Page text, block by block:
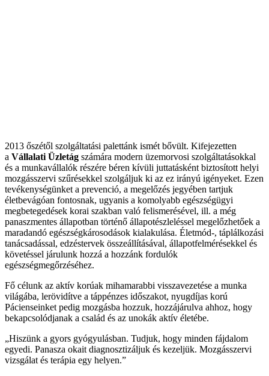
2013 őszétől szolgáltatási palettánk ismét bővült. Kifejezetten
a Vállalati Üzletág számára modern üzemorvosi szolgáltatásokkal
és a munkavállalók részére béren kívüli juttatásként biztosított helyi
mozgásszervi szűrésekkel szolgáljuk ki az ez irányú igényeket. Ezen
tevékenységünket a prevenció, a megelőzés jegyében tartjuk
életbevágóan fontosnak, ugyanis a komolyabb egészségügyi
megbetegedések korai szakban való felismerésével, ill. a még
panaszmentes állapotban történő állapotészleléssel megelőzhetőek a
maradandó egészségkárosodások kialakulása. Életmód-, táplálkozási
tanácsadással, edzéstervek összeállításával, állapotfelmérésekkel és
követéssel járulunk hozzá a hozzánk fordulók
egészségmegőrzéséhez.
Fő célunk az aktív korúak mihamarabbi visszavezetése a munka
világába, lerövidítve a táppénzes időszakot, nyugdíjas korú
Pácienseinket pedig mozgásba hozzuk, hozzájárulva ahhoz, hogy
bekapcsolódjanak a család és az unokák aktív életébe.
„Hiszünk a gyors gyógyulásban. Tudjuk, hogy minden fájdalom
egyedi. Panasza okait diagnosztizáljuk és kezeljük. Mozgásszervi
vizsgálat és terápia egy helyen.”